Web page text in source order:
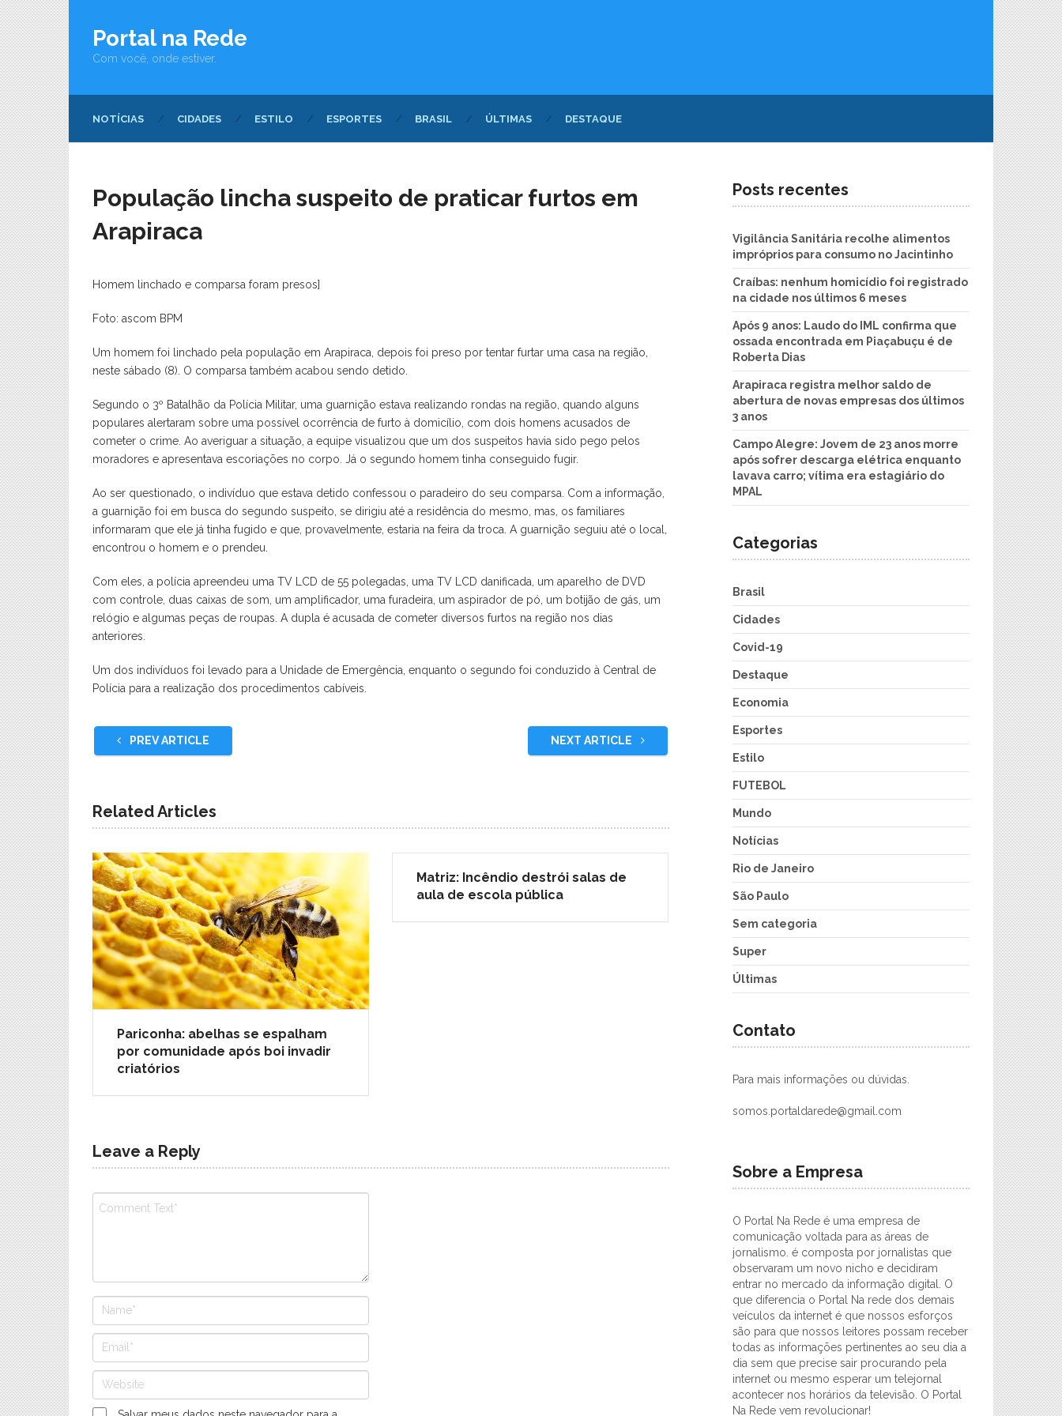
Portal na Rede
Com você, onde estiver.
NOTÍCIAS CIDADES ESTILO ESPORTES BRASIL ÚLTIMAS DESTAQUE
População lincha suspeito de praticar furtos em
Arapiraca
Homem linchado e comparsa foram presos]
Foto: ascom BPM
Um homem foi linchado pela população em Arapiraca, depois foi preso por tentar furtar uma casa na região,
neste sábado (8). O comparsa também acabou sendo detido.
Segundo o 3º Batalhão da Polícia Militar, uma guarnição estava realizando rondas na região, quando alguns
populares alertaram sobre uma possível ocorrência de furto à domicílio, com dois homens acusados de
cometer o crime. Ao averiguar a situação, a equipe visualizou que um dos suspeitos havia sido pego pelos
moradores e apresentava escoriações no corpo. Já o segundo homem tinha conseguido fugir.
Ao ser questionado, o indivíduo que estava detido confessou o paradeiro do seu comparsa. Com a informação,
a guarnição foi em busca do segundo suspeito, se dirigiu até a residência do mesmo, mas, os familiares
informaram que ele já tinha fugido e que, provavelmente, estaria na feira da troca. A guarnição seguiu até o local,
encontrou o homem e o prendeu.
Com eles, a polícia apreendeu uma TV LCD de 55 polegadas, uma TV LCD danificada, um aparelho de DVD
com controle, duas caixas de som, um amplificador, uma furadeira, um aspirador de pó, um botijão de gás, um
relógio e algumas peças de roupas. A dupla é acusada de cometer diversos furtos na região nos dias
anteriores.
Um dos indivíduos foi levado para a Unidade de Emergência, enquanto o segundo foi conduzido à Central de
Polícia para a realização dos procedimentos cabíveis.
PREV ARTICLE NEXT ARTICLE
Related Articles
Pariconha: abelhas se espalham
por comunidade após boi invadir
criatórios
Matriz: Incêndio destrói salas de
aula de escola pública
Leave a Reply
Posts recentes
Vigilância Sanitária recolhe alimentos
impróprios para consumo no Jacintinho
Craíbas: nenhum homicídio foi registrado
na cidade nos últimos 6 meses
Após 9 anos: Laudo do IML confirma que
ossada encontrada em Piaçabuçu é de
Roberta Dias
Arapiraca registra melhor saldo de
abertura de novas empresas dos últimos
3 anos
Campo Alegre: Jovem de 23 anos morre
após sofrer descarga elétrica enquanto
lavava carro; vítima era estagiário do
MPAL
Categorias
Brasil
Cidades
Covid-19
Destaque
Economia
Esportes
Estilo
FUTEBOL
Mundo
Notícias
Rio de Janeiro
São Paulo
Sem categoria
Super
Últimas
Contato
Para mais informações ou dúvidas.
somos.portaldarede@gmail.com
Sobre a Empresa
O Portal Na Rede é uma empresa de
comunicação voltada para as áreas de
jornalismo. é composta por jornalistas que
observaram um novo nicho e decidiram
entrar no mercado da informação digital. O
que diferencia o Portal Na rede dos demais
veículos da internet é que nossos esforços
são para que nossos leitores possam receber
todas as informações pertinentes ao seu dia a
dia sem que precise sair procurando pela
internet ou mesmo esperar um telejornal
acontecer nos horários da televisão. O Portal
Na Rede vem revolucionar!